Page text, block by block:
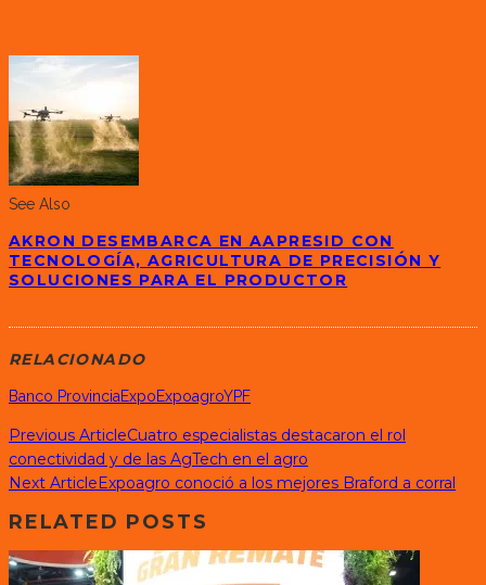
See Also
AKRON DESEMBARCA EN AAPRESID CON
TECNOLOGÍA, AGRICULTURA DE PRECISIÓN Y
SOLUCIONES PARA EL PRODUCTOR
RELACIONADO
Banco ProvinciaExpoExpoagroYPF
Previous ArticleCuatro especialistas destacaron el rol
conectividad y de las AgTech en el agro
Next Article Expoagro conoció a los mejores Braford a corral
RELATED POSTS